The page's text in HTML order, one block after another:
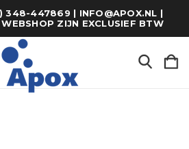
348-447869 | INFO@APOX.NL |
ZIJN EXCLUSIEF BTW